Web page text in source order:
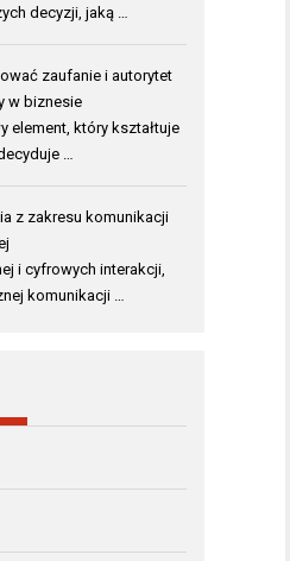
decyzji, jaką …
zaufanie i autorytet
w biznesie
element, który kształtuje
…
z zakresu komunikacji
i cyfrowych interakcji,
komunikacji …